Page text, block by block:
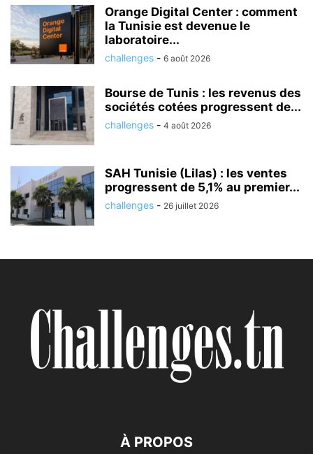
Orange Digital Center : comment
la Tunisie est devenue le
laboratoire...
challenges - 6 août 2026
Bourse de Tunis : les revenus des
sociétés cotées progressent de...
challenges - 4 août 2026
SAH Tunisie (Lilas) : les ventes
progressent de 5,1% au premier...
challenges - 26 juillet 2026
À PROPOS